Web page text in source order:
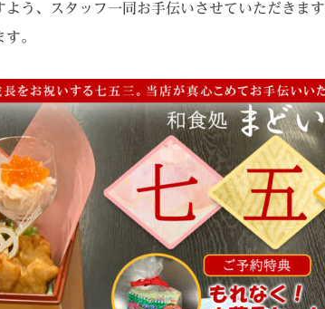
う、スタッフ一同お手伝いさせていただきま
。